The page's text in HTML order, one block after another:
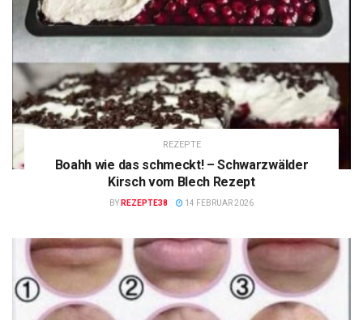
REZEPTE
Boahh wie das schmeckt! – Schwarzwälder
Kirsch vom Blech Rezept
BY REZEPTE38 14 FEBRUAR 2026